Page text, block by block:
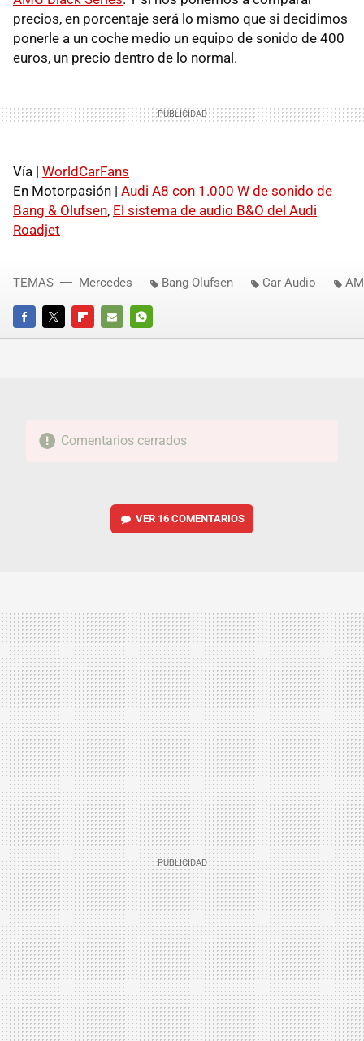
precios, en porcentaje será lo mismo que si decidimos
ponerle a un coche medio un equipo de sonido de 400
euros, un precio dentro de lo normal.
Vía | WorldCarFans
En Motorpasión | Audi A8 con 1.000 W de sonido de
Bang & Olufsen, El sistema de audio B&O del Audi
Roadjet
FACEBOOKTWITTERFLIPBOARD
E-
WHATSAPP
TEMAS Mercedes Bang Olufsen Car Audio
Comentarios cerrados
VER 16 COMENTARIOS